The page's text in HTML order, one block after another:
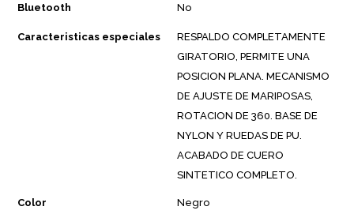
Bluetooth No
Caracteristicas especiales
RESPALDO COMPLETAMENTE
GIRATORIO, PERMITE UNA
POSICION PLANA. MECANISMO
DE AJUSTE DE MARIPOSAS,
ROTACION DE 360. BASE DE
NYLON Y RUEDAS DE PU.
ACABADO DE CUERO
SINTETICO COMPLETO.
Color Negro